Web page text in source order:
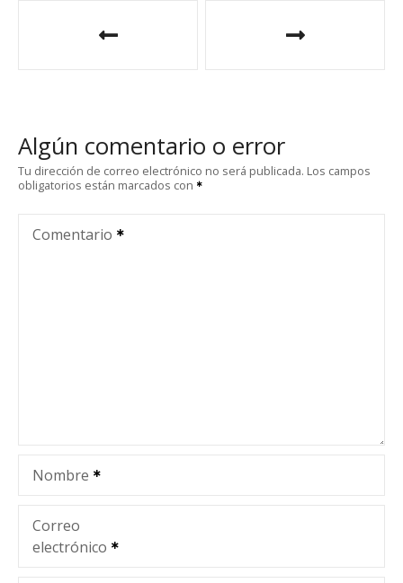
g
a
n
Algún comentario o error
Tu dirección de correo electrónico no será publicada. Los campos
obligatorios están marcados con
Comentario
Nombre
Correo
electrónico